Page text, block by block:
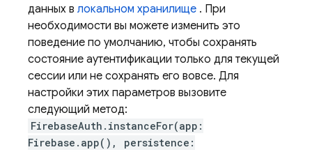
данных в локальном хранилище . При
необходимости вы можете изменить это
поведение по умолчанию, чтобы сохранять
состояние аутентификации только для текущей
сессии или не сохранять его вовсе. Для
настройки этих параметров вызовите
следующий метод:
FirebaseAuth.instanceFor(app:
Firebase.app(), persistence: